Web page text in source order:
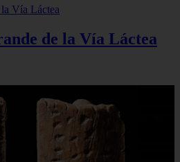
de la Vía Láctea